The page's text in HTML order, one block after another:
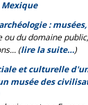
:
ou du domaine
(lire la suite…)
et culturelle
musée des